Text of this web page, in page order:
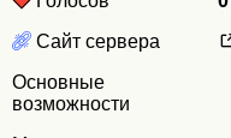
Сайт сервера
Основные
возможности